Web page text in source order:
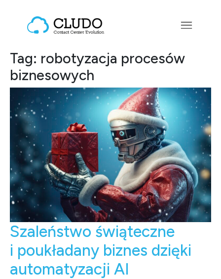
Main Navigation
Tag: robotyzacja procesów
biznesowych
Szaleństwo świąteczne
i poukładany biznes dzięki
automatyzacji AI